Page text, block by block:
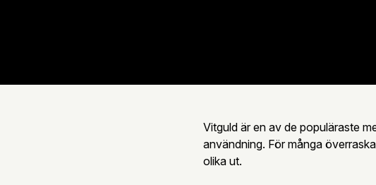
Vitguld är en av de populäraste
användning. För många
olika ut.